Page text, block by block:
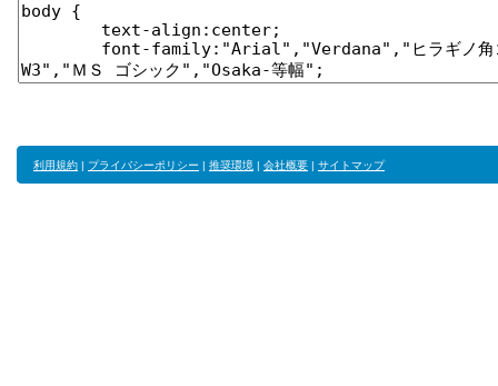
利用規約 | プライバシーポリシー | 推奨環境 | 会社概要 | サイトマップ